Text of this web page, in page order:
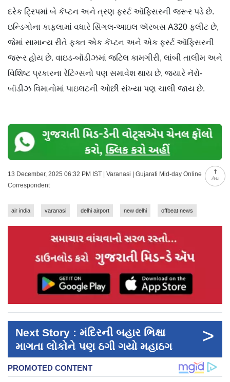
ટોચ
દરેક ટ્રિપમાં બે કૅપ્ટન અને ત્રણ ફર્સ્ટ ઑફિસરની જરૂર પડે છે.
ઇન્ડિગોના કાફલામાં વધારે સિંગલ-આઇલ ઍરબસ A320 ફ્લીટ છે,
જેમાં સામાન્ય રીતે ફક્ત એક કૅપ્ટન અને એક ફર્સ્ટ ઑફિસરની
જરૂર હોય છે. વાઇડ-બૉડીઝમાં જટિલ કામગીરી, લાંબી તાલીમ અને
વિશિષ્ટ પ્રકારના રેટિંગ્સનો પણ સમાવેશ થાય છે, જ્યારે નૅરો-
બૉડીઝ વિમાનોમાં પાઇલટની ઓછી સંખ્યા પણ ચાલી જાય છે.
13 December, 2025 06:32 PM IST | Varanasi | Gujarati Mid-day Online
Correspondent
air india varanasi delhi airport new delhi offbeat news
Next Story : મંદિરની બહાર ભિક્ષા
માગતા લોકોને પણ ઠગી ગયો મહાઠગ
>